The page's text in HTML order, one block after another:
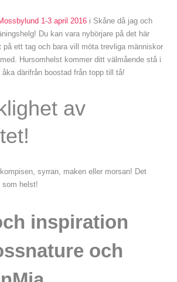
1-3 april 2016i Skåne då jag och
Du kan vara nybörjare på det här
på ett tag och bara vill möta trevliga människor
Hursomhelst kommer ditt välmående stå i
därifrån boostad från topp till tå!
av
syrran, maken eller morsan! Det
som helst!
inspiration
och